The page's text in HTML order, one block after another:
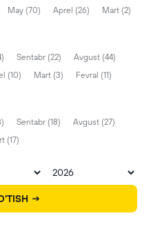
May (70) Aprel (26)
Mart (2)
Sentabr (22)
Avgust (44)
(10) Mart (3)
Fevral (11)
Sentabr (18)
Avgust (27)
(17)
→